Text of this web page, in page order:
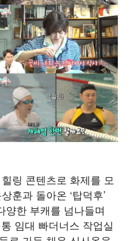
링 콘텐츠로 화제를 모
훈과 돌아온 ‘탑덕후’
양한 부캐를 넘나들며
임대 빠더너스 작업실